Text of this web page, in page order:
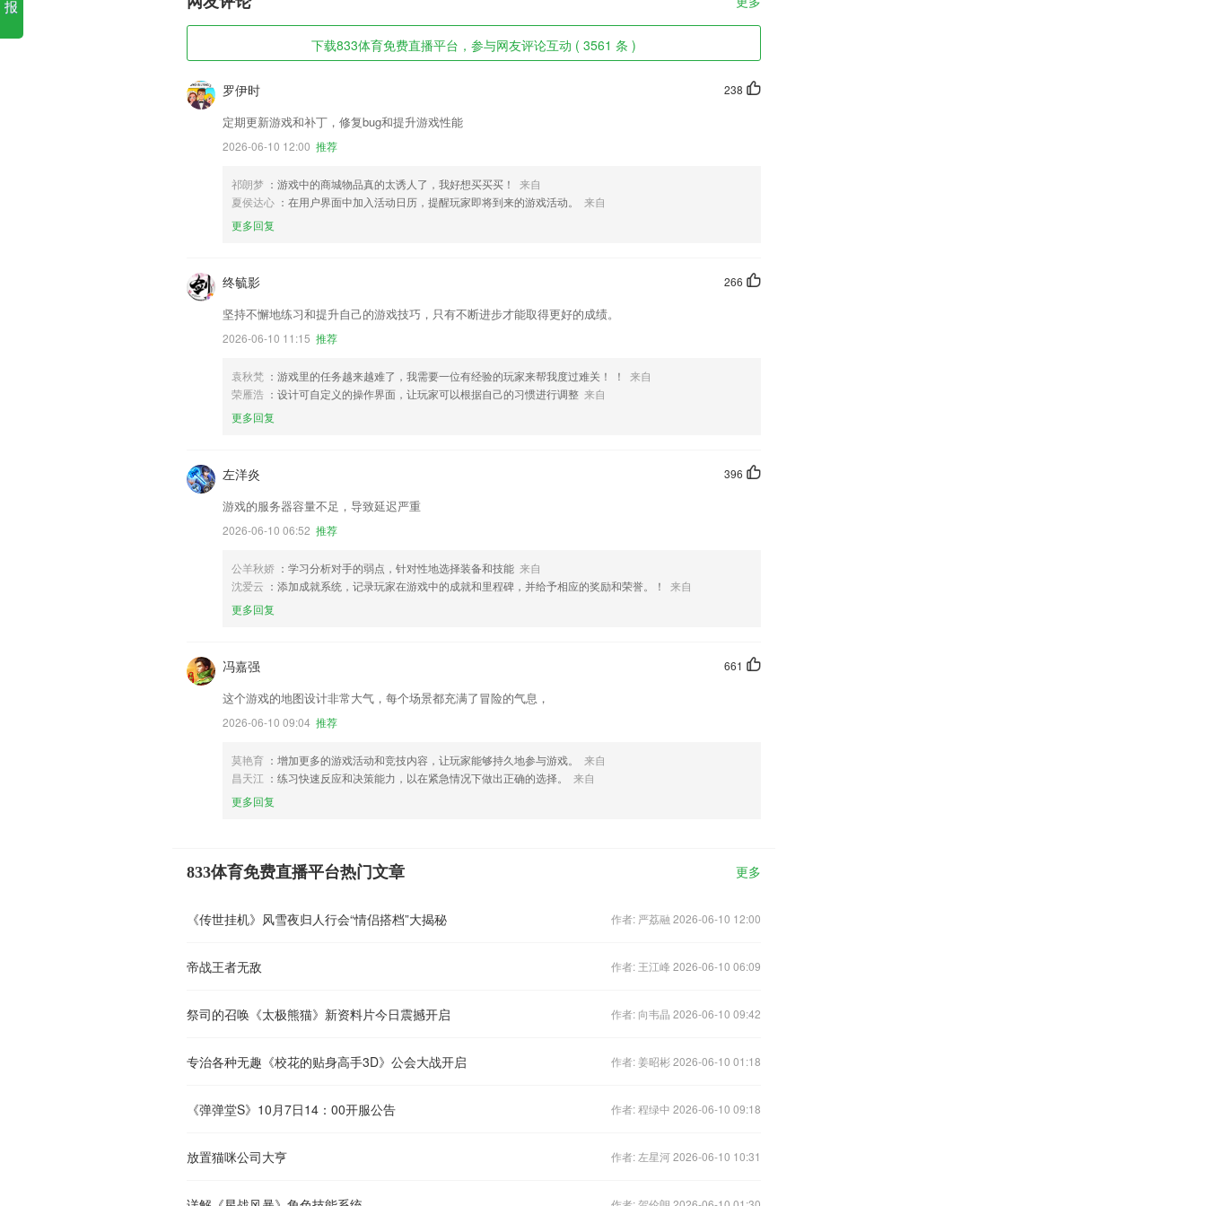
下载833体育免费直播平台，参与网友评论互动 ( 3561 条 )
238
罗伊时
定期更新游戏和补丁，修复bug和提升游戏性能
2026-06-10 12:00 推荐
祁朗梦 ：游戏中的商城物品真的太诱人了，我好想买买买！
来自
夏侯达心 ：在用户界面中加入活动日历，提醒玩家即将到来的游戏活动。
来自
更多回复
266
终毓影
坚持不懈地练习和提升自己的游戏技巧，只有不断进步才能取得更好的成绩。
2026-06-10 11:15 推荐
袁秋梵 ：游戏里的任务越来越难了，我需要一位有经验的玩家来帮我度过难关！ ！
来自
荣雁浩 ：设计可自定义的操作界面，让玩家可以根据自己的习惯进行调整 来自
更多回复
396
左洋炎
游戏的服务器容量不足，导致延迟严重
2026-06-10 06:52 推荐
公羊秋娇 ：学习分析对手的弱点，针对性地选择装备和技能 来自
沈爱云 ：添加成就系统，记录玩家在游戏中的成就和里程碑，并给予相应的奖励和荣誉。！
来自
更多回复
661
冯嘉强
这个游戏的地图设计非常大气，每个场景都充满了冒险的气息，
2026-06-10 09:04 推荐
莫艳育 ：增加更多的游戏活动和竞技内容，让玩家能够持久地参与游戏。
来自
昌天江 ：练习快速反应和决策能力，以在紧急情况下做出正确的选择。
来自
更多回复
833体育免费直播平台热门文章 更多
《传世挂机》风雪夜归人行会“情侣搭档”大揭秘 作者: 严荔融 2026-06-10 12:00
帝战王者无敌 作者: 王江峰 2026-06-10 06:09
祭司的召唤《太极熊猫》新资料片今日震撼开启 作者: 向韦晶 2026-06-10 09:42
专治各种无趣《校花的贴身高手3D》公会大战开启 作者: 姜昭彬 2026-06-10 01:18
《弹弹堂S》10月7日14：00开服公告 作者: 程绿中 2026-06-10 09:18
放置猫咪公司大亨 作者: 左星河 2026-06-10 10:31
报